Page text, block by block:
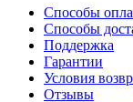
Способы
Способы
Поддержка
Гарантии
Условия
Отзывы